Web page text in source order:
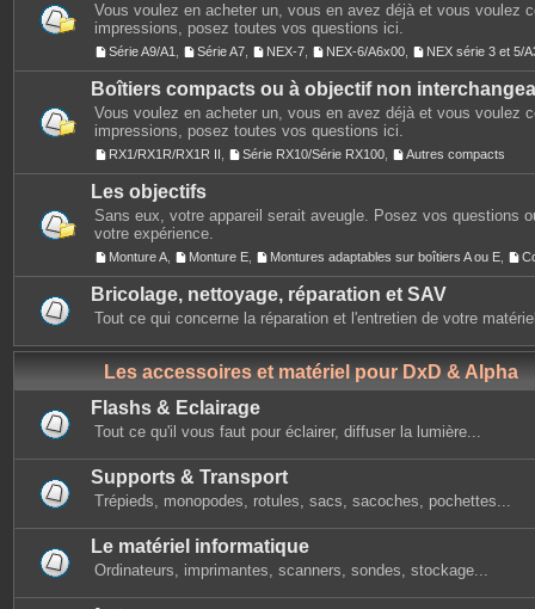
Vous voulez en acheter un, vous en avez déjà et vous voulez
impressions, posez toutes vos questions ici.
Série A9/A1 Série A7 NEX-7 NEX-6/A6x00 NEX série 3 et 5/
Boîtiers compacts ou à objectif non
Vous voulez en acheter un, vous en avez déjà et vous voulez
impressions, posez toutes vos questions ici.
RX1/RX1R/RX1R II Série RX10/Série RX100 Autres compacts
Les objectifs
Sans eux, votre appareil serait aveugle. Posez vos questions
votre expérience.
Monture A Monture E Montures adaptables sur boîtiers A ou E
Bricolage, nettoyage, réparation et SAV
Tout ce qui concerne la réparation et l'entretien de votre
Les accessoires et matériel pour DxD & Alpha
Flashs & Eclairage
Tout ce qu'il vous faut pour éclairer, diffuser la lumière...
Supports & Transport
Trépieds, monopodes, rotules, sacs, sacoches, pochettes...
Le matériel informatique
Ordinateurs, imprimantes, scanners, sondes, stockage...